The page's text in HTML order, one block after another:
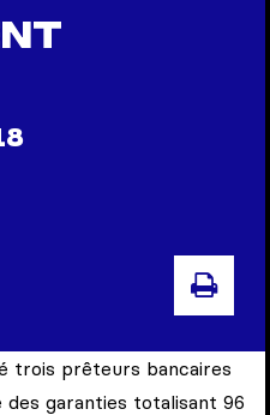
trois prêteurs bancaires
des garanties totalisant 96